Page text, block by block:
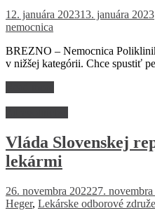
12. januára 202313. januára 2023
nemocnica
BREZNO – Nemocnica
v nižšej kategórii. Chce spustiť
Vláda Slovenskej
lekármi
26. novembra 202227.
Heger, Lekárske odborové